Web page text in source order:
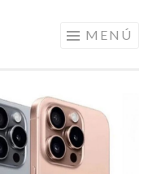
MENÚ